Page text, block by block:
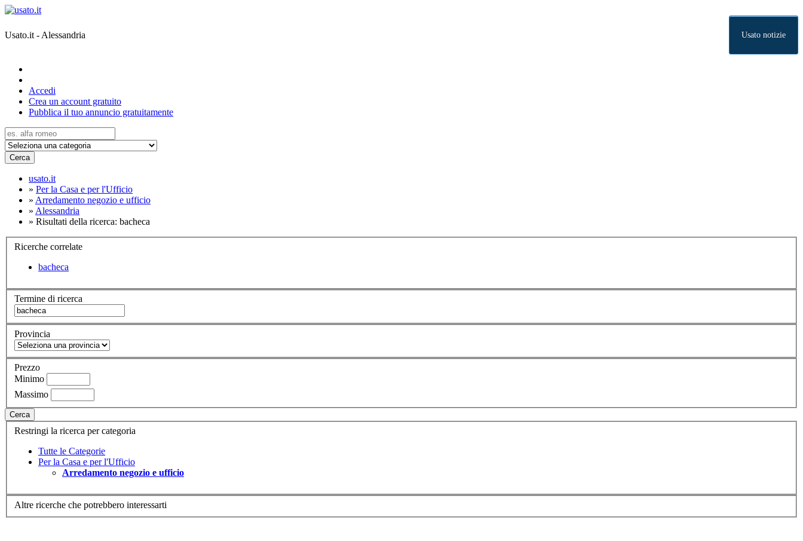
Usato.it - Alessandria Usato notizie
Accedi
Crea un account gratuito
Pubblica il tuo annuncio gratuitamente
Cerca
usato.it
» Per la Casa e per l'Ufficio
» Arredamento negozio e ufficio
» Alessandria
» Risultati della ricerca: bacheca
Ricerche correlate
bacheca
Termine di ricerca
Provincia
Prezzo
Minimo
Massimo
Cerca
Restringi la ricerca per categoria
Tutte le Categorie
Per la Casa e per l'Ufficio
Arredamento negozio e ufficio
Altre ricerche che potrebbero interessarti